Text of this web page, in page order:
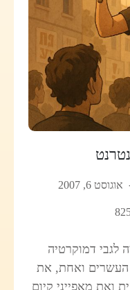
אוגוסט 6, 2007
לגבי דמוקרטיה
העשרים ואחת, את
ואת מאפייני קיום